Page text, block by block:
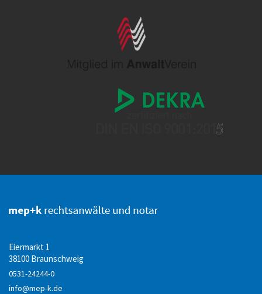
Eiermarkt 1
38100 Braunschweig
0531-24244-0
info@mep-k.de